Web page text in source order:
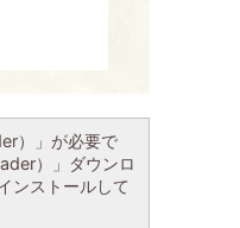
）」が必要で
）」ダウンロ
ンストールして